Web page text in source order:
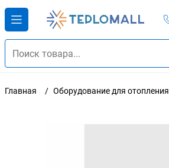
Главная Оборудование для отопления